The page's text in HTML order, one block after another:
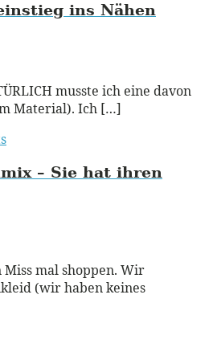
ins Nähen
musste ich eine davon
Material). Ich […]
– Sie hat ihren
mal shoppen. Wir
(wir haben keines